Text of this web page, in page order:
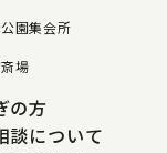
園集会所
場
の方
談について